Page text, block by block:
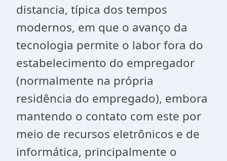
distancia, típica dos tempos
modernos, em que o avanço da
tecnologia permite o labor fora do
estabelecimento do empregador
(normalmente na própria
residência do empregado), embora
mantendo o contato com este por
meio de recursos eletrônicos e de
informática, principalmente o